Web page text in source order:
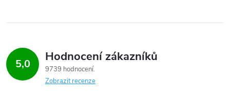
5,0 Hodnocení zákazníků
9739 hodnocení
Zobrazit recenze